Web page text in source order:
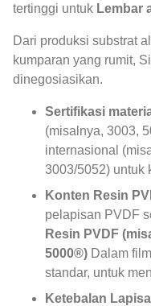
tertinggi untuk Lembar
Dari produksi substrat
kumparan yang rumit,
dinegosiasikan.
Sertifikasi
(misalnya, 3003,
internasional
3003/5052) untuk
Konten Resin
pelapisan PVDF
Resin PVDF
5000®) Dalam
standar, untuk
Ketebalan